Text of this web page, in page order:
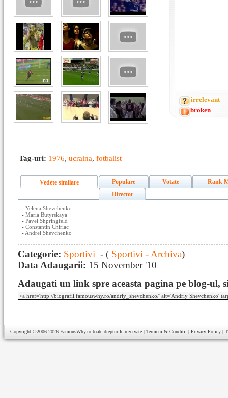
irrelevant
broken
Tag-uri: 1976, ucraina, fotbalist
Vedete similare Populare Votate
Rank
Director
- Yelena Shevchenko
- Maria Butyrskaya
- Pavel Shpringfeld
- Constantin Chiriac
- Andrei Shevchenko
Categorie: Sportivi - ( Sportivi - Archiva)
Data Adaugarii: 15 November '10
Adaugati un link spre aceasta pagina pe blog-ul,
Copyright ©2006-2026 FamousWhy.ro toate drepturile rezervate | Termeni & Conditii | Privacy Policy |